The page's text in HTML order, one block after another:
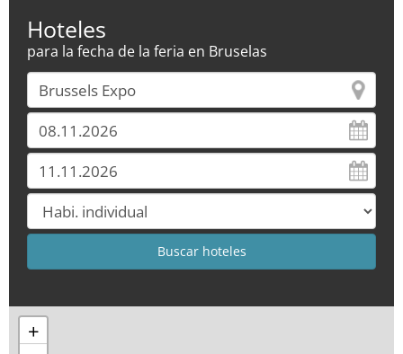
Hoteles
para la fecha de la feria en Bruselas
+